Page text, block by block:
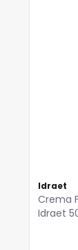
Idraet
Crema